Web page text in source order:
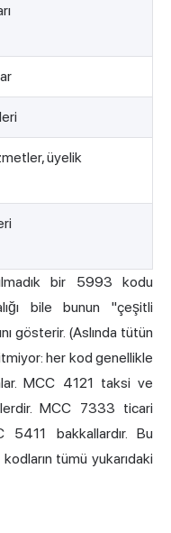
üyelik
bir 5993 kodu
bile bunun "çeşitli
gösterir. (Aslında tütün
her kod genellikle
MCC 4121 taksi ve
MCC 7333 ticari
5411 bakkallardır. Bu
tümü yukarıdaki